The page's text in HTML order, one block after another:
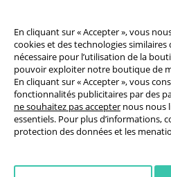
Conditions
Déclaration de
Droit de
En cliquant sur « Accepter », vous
cookies et des technologies
nécessaire pour l’utilisation de la
pouvoir exploiter notre boutique de
En cliquant sur « Accepter », vous
fonctionnalités publicitaires par des
ne souhaitez pas accepter nous nous
essentiels. Pour plus d’informations,
protection des donnéeset les